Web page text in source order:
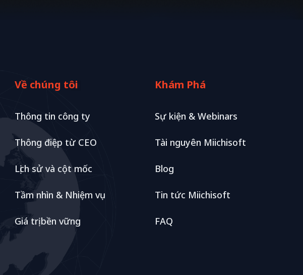
Về chúng tôi
Thông tin công ty
Thông điệp từ CEO
Lịch sử và cột mốc
Tầm nhìn & Nhiệm vụ
Giá trị bền vững
Khám Phá
Sự kiện & Webinars
Tài nguyên Miichisoft
Blog
Tin tức Miichisoft
FAQ